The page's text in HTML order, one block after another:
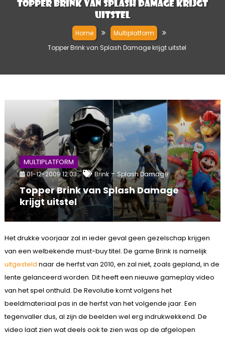
Topper Brink van Splash Damage krijgt
uitstel
Home
Multiplatform
Topper Brink van Splash Damage krijgt uitstel
MULTIPLATFORM
01-12-2009 12:03 Brink-Splash Damage
Topper Brink van Splash Damage
krijgt uitstel
Het drukke voorjaar zal in ieder geval geen gezelschap krijgen
van een welbekende must-buy titel. De game Brink is namelijk
uitgesteld naar de herfst van 2010, en zal niet, zoals gepland, in de
lente gelanceerd worden. Dit heeft een nieuwe gameplay video
van het spel onthuld. De Revolutie komt volgens het
beeldmateriaal pas in de herfst van het volgende jaar. Een
tegenvaller dus, al zijn de beelden wel erg indrukwekkend. De
video laat zien wat deels ook te zien was op de afgelopen